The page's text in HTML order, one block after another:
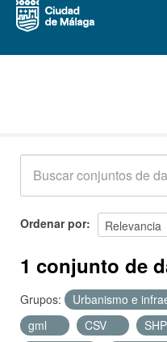
Acerca de
Ordenar por
1 conjunto de
Grupos: Urbanismo e
gml
CSV SHP